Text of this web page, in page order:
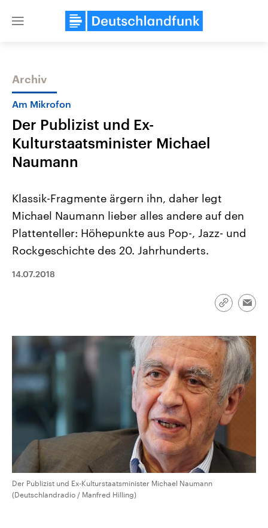
Close
Themen
Aktuelle Beiträge, Analysen und
Hintergründe
Wirtschaftlich und militärisch
gehören die Vereinigten Staaten zu
den mächtigsten Ländern der Erde,
aktuelle Weltgeschehen.
Aktuelle Lage und
Der Überfall der
Terrororganisation Hamas
Oktober 2023 auf Israel
Region wieder die Gewalt
Archiv
Am Mikrofon
Der Publizist und Ex-
Kulturstaatsminister Michael
Naumann
Klassik-Fragmente ärgern ihn, daher legt
Michael Naumann lieber alles andere auf den
Plattenteller: Höhepunkte aus Pop-, Jazz- und
Rockgeschichte des 20. Jahrhunderts.
14.07.2018
Link
Der Publizist und Ex-Kulturstaatsminister Michael Naumann
(Deutschlandradio / Manfred Hilling)